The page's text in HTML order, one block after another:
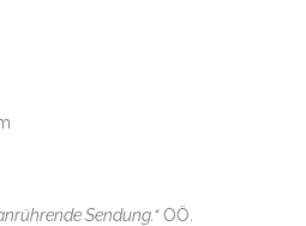
Sendung.“OÖ.